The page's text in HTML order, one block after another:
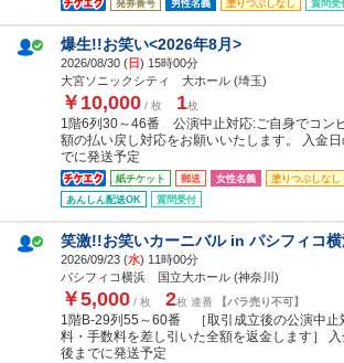
発券番号 男性名義 塗りつぶしなし 質問受
爆生!!お笑い<2026年8月>
2026/08/30 (日) 15時00分
大宮ソニックシティ 大ホール (埼玉)
￥10,000 / 枚 1枚
1階6列30～46番 公演中止対応:ご自身でコン
額の払い戻し対応をお願いいたします。 入金日
でに発送予定
紙チケット 郵送 女性名義
塗りつぶしなし
あんしん配送OK
質問受付
笑激!!お笑いカーニバル in パシフィコ
2026/09/23 (水) 11時00分
パシフィコ横浜 国立大ホール (神奈川)
￥5,000 / 枚 2枚 連番 【バラ売り不可】
1階B-29列55～60番 ［取引成立後の公演中止
料・手数料を差し引いた全額を返金します］ 入
後までに発送予定